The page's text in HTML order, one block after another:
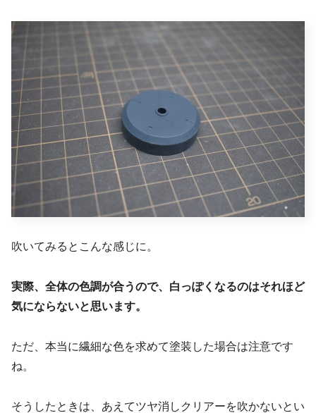
吹いてみるとこんな感じに。
実際、全体の色調が合うので、白っぽくなるのはそれほど
気にならないと思います。
ただ、本当に繊細な色を求めて塗装した場合は注意です
ね。
そうしたときは、あえてツヤ消しクリアーを吹かないとい